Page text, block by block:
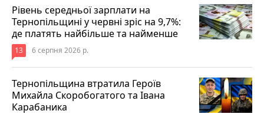
Рівень середньої зарплати на
Тернопільщині у червні зріс на 9,7%:
де платять найбільше та найменше
13 6 серпня 2026 р.
Тернопільщина втратила Героїв
Михайла Скоробогатого та Івана
Карабаника